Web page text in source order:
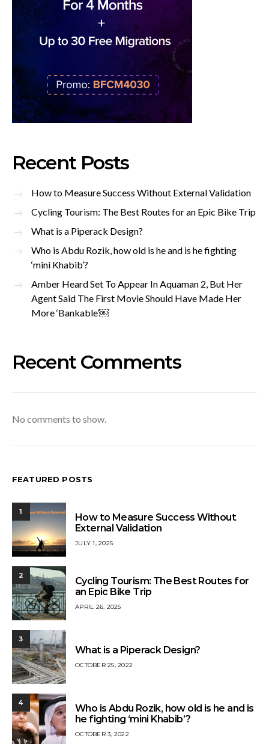
Recent Posts
How to Measure Success Without External Validation
Cycling Tourism: The Best Routes for an Epic Bike Trip
What is a Piperack Design?
Who is Abdu Rozik, how old is he and is he fighting
‘mini Khabib’?
Amber Heard Set To Appear In Aquaman 2, But Her
Agent Said The First Movie Should Have Made Her
More ‘Bankable’￼
Recent Comments
No comments to show.
FEATURED POSTS
1
How to Measure Success Without
External Validation
JULY 1, 2025
2
Cycling Tourism: The Best Routes for
an Epic Bike Trip
APRIL 26, 2025
3
What is a Piperack Design?
OCTOBER 25, 2022
4
Who is Abdu Rozik, how old is he and is
he fighting ‘mini Khabib’?
OCTOBER 3, 2022